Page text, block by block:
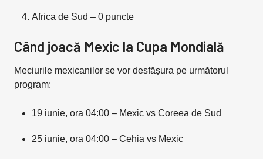
Africa de Sud – 0 puncte
Când joacă Mexic la Cupa Mondială
Meciurile mexicanilor se vor desfășura pe următorul
program:
19 iunie, ora 04:00 – Mexic vs Coreea de Sud
25 iunie, ora 04:00 – Cehia vs Mexic